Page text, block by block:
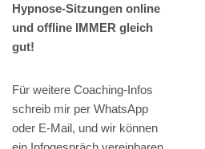
Hypnose-Sitzungen online
und offline IMMER gleich
gut!
Für weitere Coaching-Infos
schreib mir per WhatsApp
oder E-Mail, und wir können